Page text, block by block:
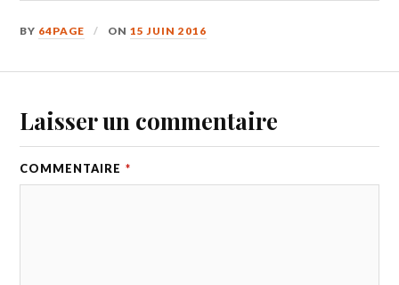
BY 64PAGE ON15 JUIN 2016
Laisser un commentaire
COMMENTAIRE *